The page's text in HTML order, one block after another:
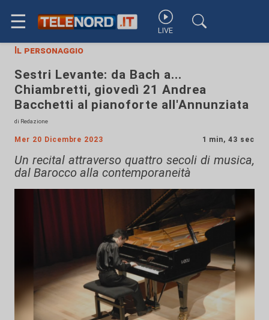
☰ LIVE
Il personaggio
Sestri Levante: da Bach a...
Chiambretti, giovedì 21 Andrea
Bacchetti al pianoforte all'Annunziata
di Redazione
Mer 20 Dicembre 2023 1 min, 43 sec
Un recital attraverso quattro secoli di musica,
dal Barocco alla contemporaneità